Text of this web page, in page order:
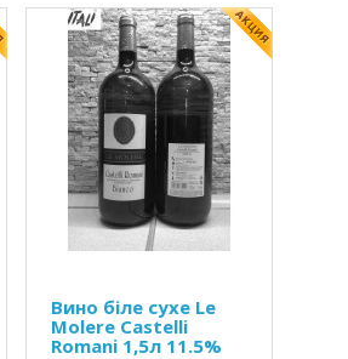
Вино біле сухе Le
Molere Castelli
Romani 1,5л 11.5%